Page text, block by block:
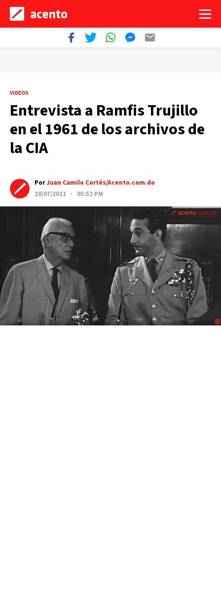
VIDEOS
Entrevista a Ramfis Trujillo
en el 1961 de los archivos de
la CIA
PorJuan Camilo Cortés/Acento.com.do
20/07/2011 · 05:52 PM